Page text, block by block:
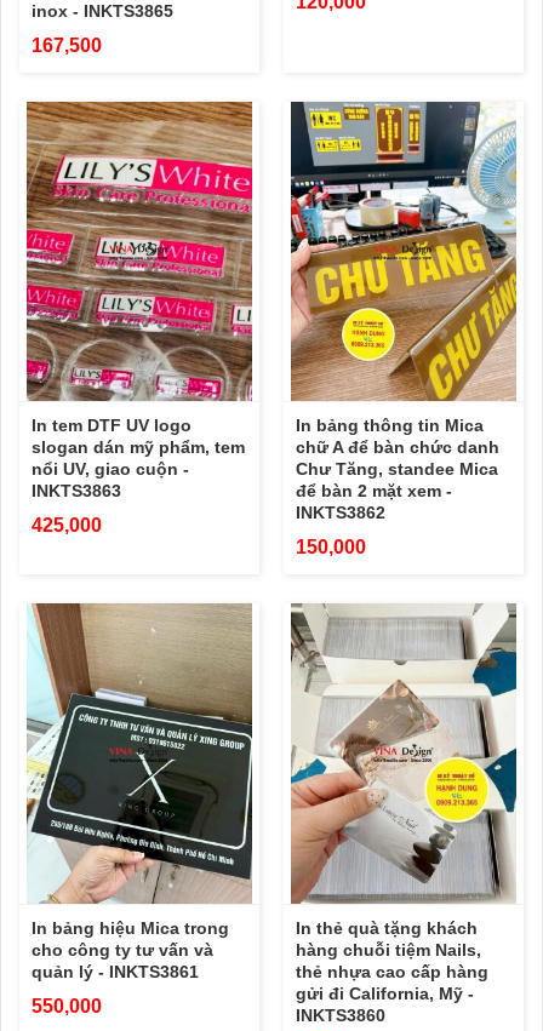
inox - INKTS3865
167,500
In tem DTF UV logo
slogan dán mỹ phẩm, tem
nổi UV, giao cuộn -
INKTS3863
425,000
In bảng thông tin Mica
chữ A để bàn chức danh
Chư Tăng, standee Mica
để bàn 2 mặt xem -
INKTS3862
150,000
In bảng hiệu Mica trong
cho công ty tư vấn và
quản lý - INKTS3861
550,000
In thẻ quà tặng khách
hàng chuỗi tiệm Nails,
thẻ nhựa cao cấp hàng
gửi đi California, Mỹ -
INKTS3860